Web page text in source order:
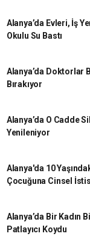
Alanya’da Evleri, İş
Okulu Su Bastı
Alanya’da Doktorlar
Bırakıyor
Alanya’da O Cadde
Yenileniyor
Alanya'da 10
Çocuğuna Cinsel
Alanya’da Bir Kadın
Patlayıcı Koydu